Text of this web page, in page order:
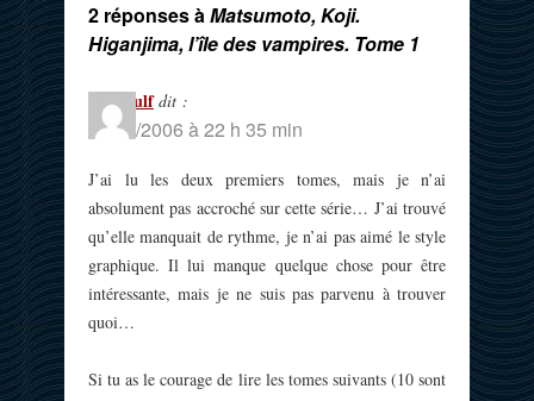
2 réponses àMatsumoto, Koji.
Higanjima, l’île des vampires. Tome 1
Baldwulf dit :
30/11/2006 à 22 h 35 min
J’ai lu les deux premiers tomes, mais je n’ai
absolument pas accroché sur cette série… J’ai trouvé
qu’elle manquait de rythme, je n’ai pas aimé le style
graphique. Il lui manque quelque chose pour être
intéressante, mais je ne suis pas parvenu à trouver
quoi…
Si tu as le courage de lire les tomes suivants (10 sont